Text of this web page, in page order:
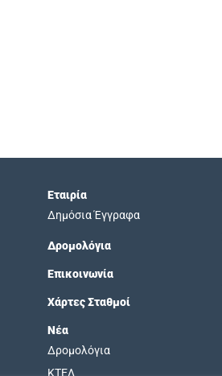
Εταιρία
Δημόσια Έγγραφα
Δρομολόγια
Επικοινωνία
Χάρτες Σταθμοί
Νέα
Δρομολόγια
ΚΤΕΛ